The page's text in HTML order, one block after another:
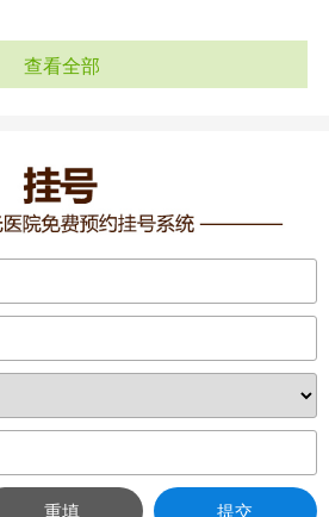
查看全部
重填 提交